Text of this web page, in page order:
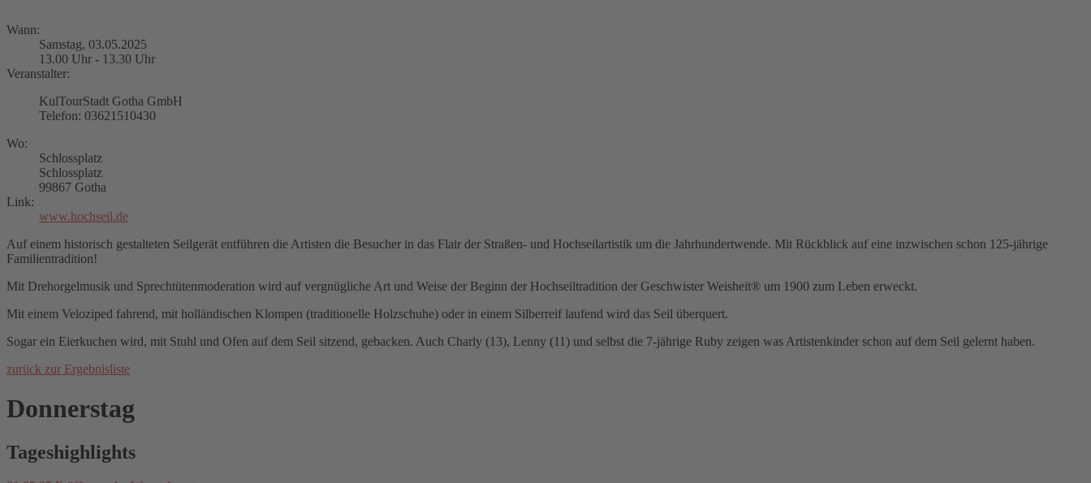
Wann:
Samstag, 03.05.2025
13.00 Uhr - 13.30 Uhr
Veranstalter:
KulTourStadt Gotha GmbH
Telefon: 03621510430
Wo:
Schlossplatz
Schlossplatz
99867 Gotha
Link:
www.hochseil.de
Auf einem historisch gestalteten Seilgerät entführen die Artisten die Besucher in das Flair der Straßen- und Hochseilartistik um die Jahrhundertwende. Mit Rückblick auf eine inzwischen schon 125-jährige
Familientradition!
Mit Drehorgelmusik und Sprechtütenmoderation wird auf vergnügliche Art und Weise der Beginn der Hochseiltradition der Geschwister Weisheit® um 1900 zum Leben erweckt.
Mit einem Veloziped fahrend, mit holländischen Klompen (traditionelle Holzschuhe) oder in einem Silberreif laufend wird das Seil überquert.
Sogar ein Eierkuchen wird, mit Stuhl und Ofen auf dem Seil sitzend, gebacken. Auch Charly (13), Lenny (11) und selbst die 7-jährige Ruby zeigen was Artistenkinder schon auf dem Seil gelernt haben.
zurück zur Ergebnisliste
Donnerstag
Tageshighlights